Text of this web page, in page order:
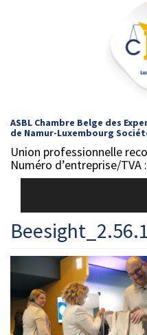
ASBL Chambre Belge des
de Namur-Luxembourg
Union professionnelle
Numéro d’entreprise/TVA
Beesight_2.56.1